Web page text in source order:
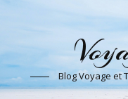
Blog Voyage et